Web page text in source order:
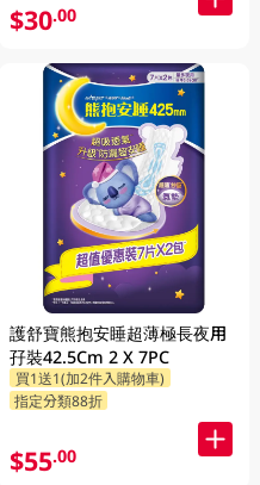
$30.00
護舒寶熊抱安睡超薄極長夜用
孖裝42.5Cm 2 X 7PC
買1送1(加2件入購物車)
指定分類88折
$55.00